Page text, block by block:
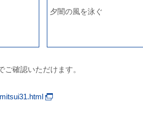
夕闇の風を泳ぐ
確認いただけます。